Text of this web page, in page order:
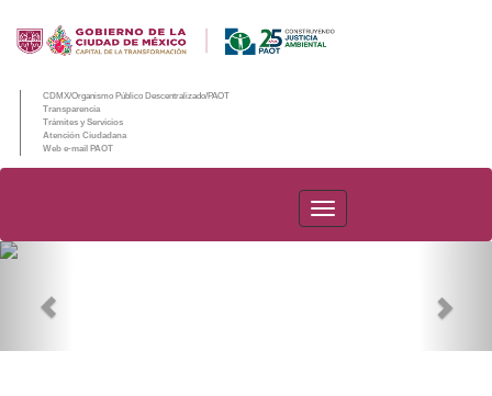
CDMX/Organismo Público Descentralizado/PAOT
Transparencia
Trámites y Servicios
Atención Ciudadana
Web e-mail PAOT
PAOT